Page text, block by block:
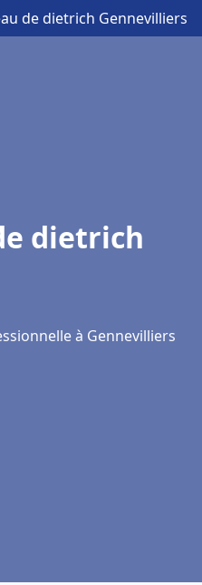
de dietrich Gennevilliers
dietrich
à Gennevilliers